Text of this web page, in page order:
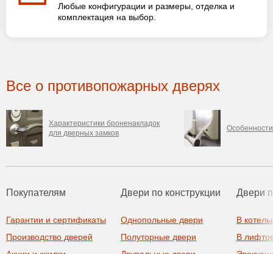
Любые конфигурации и размеры, отделка и
комплектация на выбор.
Все о противопожарных дверях
Характеристики броненакладок
для дверных замков
Покупателям
Гарантии и сертификаты
Производство дверей
Двери по конструкции
Однопольные двери
Полуторные двери
Двери
В
В